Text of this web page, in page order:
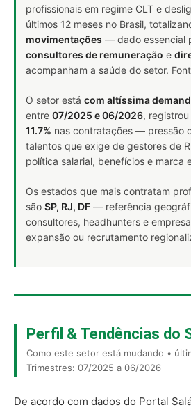
profissionais em regime CLT e
últimos 12 meses no Brasil,
movimentações — dado essencial
consultores de remuneração e
acompanham a saúde do setor.
O setor está com altíssima
entre 07/2025 e 06/2026, registrou
11.7% nas contratações — pressão
talentos que exige de gestores de
política salarial, benefícios e marca
Os estados que mais contratam
são SP, RJ, DF — referência
consultores, headhunters e
expansão ou recrutamento
Perfil & Tendências do
Como este setor está mudando •
Trimestres: 07/2025 a 06/2026
De acordo com dados do Portal